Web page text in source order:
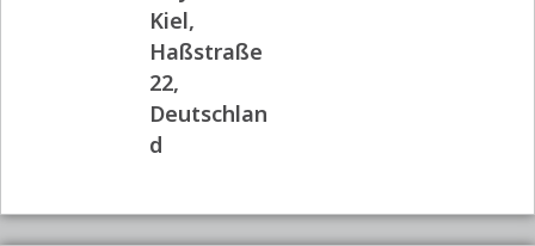
Kiel,
Haßstraße
22,
Deutschlan
d